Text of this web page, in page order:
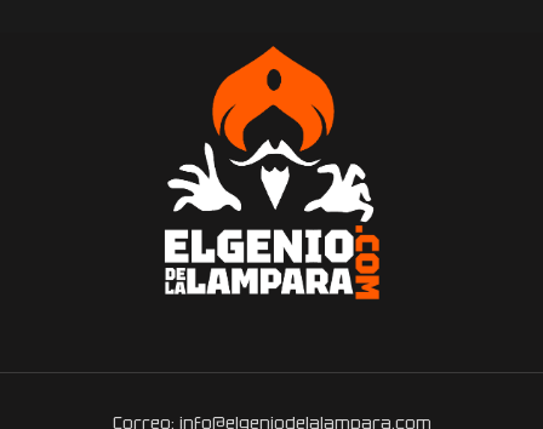
Correo: info@elgeniodelalampara.com